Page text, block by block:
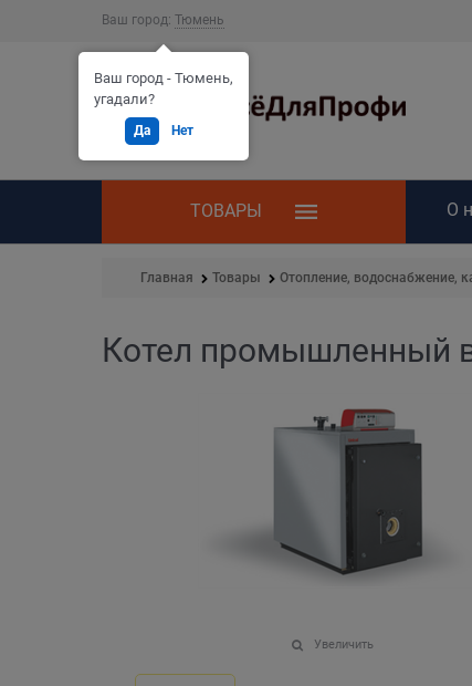
Ваш город: Тюмень
ТОВАРЫ О
Главная Товары Отопление, водоснабжение,
Котел промышленный
Увеличить
Ваш город - Тюмень,
угадали?
Да Нет